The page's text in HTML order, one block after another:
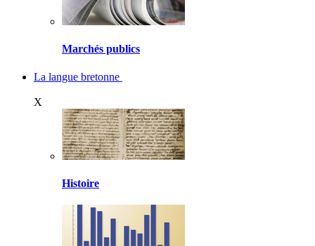
Marchés publics
La langue bretonne
X
Histoire